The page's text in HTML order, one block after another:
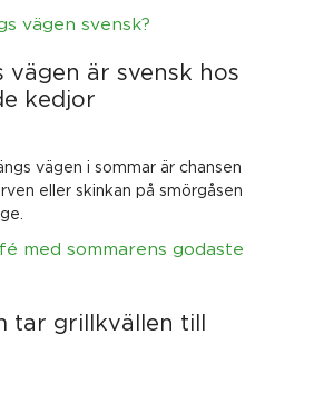
vägen är svensk hos
kedjor
vägen i sommar är chansen
eller skinkan på smörgåsen
tar grillkvällen till